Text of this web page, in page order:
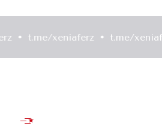
xeniaferz t.me/xeniaferz
—͟͟͞͞★